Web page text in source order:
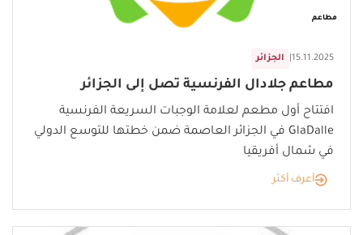
مطاعم
الجزائر 15.11.2025
مطاعم جلادال الفرنسية تصل إلى الجزائر
افتتاح أول مطعم لعلامة الوجبات السريعة الفرنسية
GlaDalle في الجزائر العاصمة ضمن خطتها للتوسع الدولي
في شمال أفريقيا
أعرف أكثر